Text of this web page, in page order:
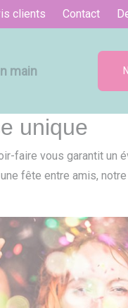
clients Contact
main
unique
faire vous garantit un
fête entre amis,